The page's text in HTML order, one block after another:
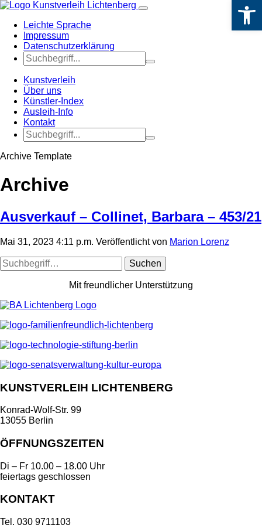
Leichte Sprache
Impressum
Datenschutzerklärung
Kunstverleih
Über uns
Künstler-Index
Ausleih-Info
Kontakt
Archive Template
Archive
Ausverkauf – Collinet, Barbara – 453/21
Mai 31, 2023 4:11 p.m. Veröffentlicht von Marion Lorenz
Suchen
Mit freundlicher Unterstützung
KUNSTVERLEIH LICHTENBERG
Konrad-Wolf-Str. 99
13055 Berlin
ÖFFNUNGSZEITEN
Di – Fr 10.00 – 18.00 Uhr
feiertags geschlossen
KONTAKT
Tel. 030 9711103